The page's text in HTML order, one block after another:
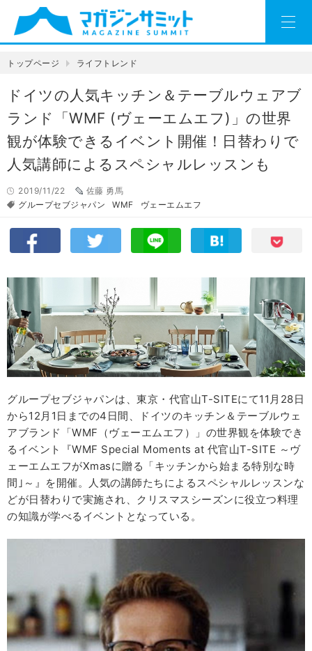
トップページ ライフトレンド
ドイツの人気キッチン＆テーブルウェアブ
ランド「WMF (ヴェーエムエフ)」の世界
観が体験できるイベント開催！日替わりで
人気講師によるスペシャルレッスンも
2019/11/22
佐藤 勇馬
グループセブジャパン
WMF ヴェーエムエフ
グループセブジャパンは、東京・代官山T-SITEにて11月28日
から12月1日までの4日間、ドイツのキッチン＆テーブルウェ
アブランド「WMF（ヴェーエムエフ）」の世界観を体験でき
るイベント『WMF Special Moments at 代官山T-SITE ～ヴ
ェーエムエフがXmasに贈る「キッチンから始まる特別な時
間｣～』を開催。人気の講師たちによるスペシャルレッスンな
どが日替わりで実施され、クリスマスシーズンに役立つ料理
の知識が学べるイベントとなっている。